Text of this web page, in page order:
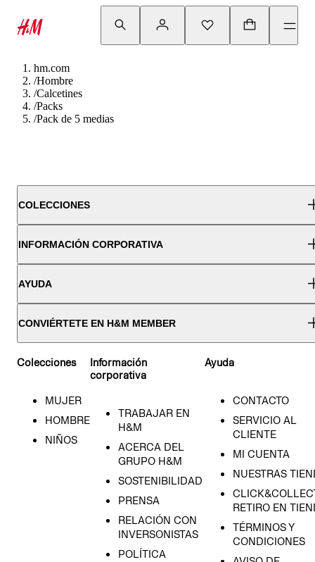
hm.com
/Hombre
/Calcetines
/Packs
/Pack de 5 medias
COLECCIONES
INFORMACIÓN CORPORATIVA
AYUDA
CONVIÉRTETE EN H&M MEMBER
Colecciones
MUJER
HOMBRE
NIÑOS
Información
corporativa
TRABAJAR EN
H&M
ACERCA DEL
GRUPO H&M
SOSTENIBILIDAD
PRENSA
RELACIÓN CON
INVERSONISTAS
POLÍTICA
Ayuda
CONTACTO
SERVICIO AL
CLIENTE
MI CUENTA
NUESTRAS
RETIRO EN
TÉRMINOS Y
CONDICIONES